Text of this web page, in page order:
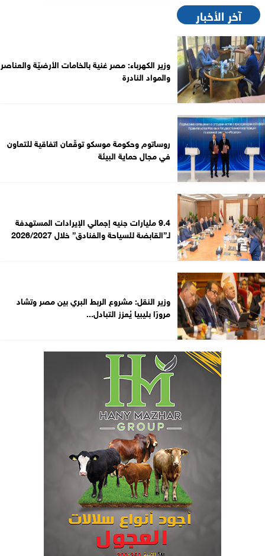
آخر الأخبار
وزير الكهرباء: مصر غنية بالخامات الأرضيّة والعناصر
والمواد النادرة
روساتوم وحكومة موسكو توقّعان اتفاقية للتعاون
في مجال حماية البيئة
9.4 مليارات جنيه إجمالي الإيرادات المستهدفة
لـ”القابضة للسياحة والفنادق” خلال 2026/2027
وزير النقل: مشروع الربط البري بين مصر وتشاد
مرورًا بليبيا يُعزز التبادل...